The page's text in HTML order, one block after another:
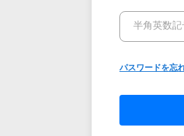
パスワードを忘